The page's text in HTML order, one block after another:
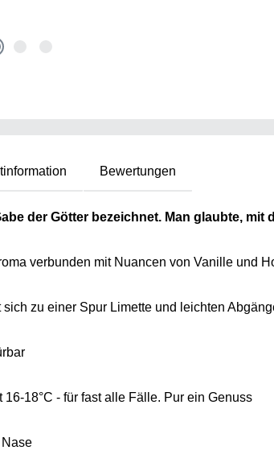
Bewertungen
der Götter bezeichnet. Man glaubte,
verbunden mit Nuancen von Vanille und
zu einer Spur Limette und leichten
18°C - für fast alle Fälle. Pur ein Genuss